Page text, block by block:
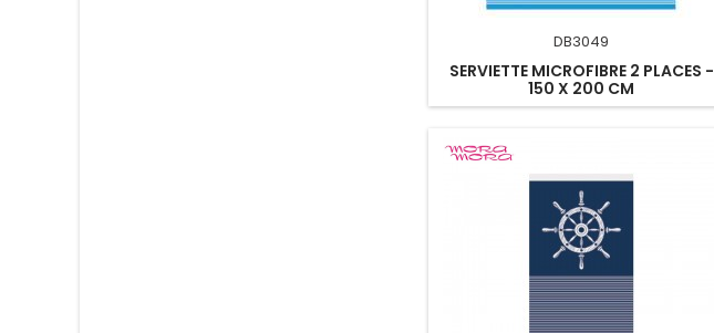
DB3049
SERVIETTE MICROFIBRE 2 PLACES -
150 X 200 CM